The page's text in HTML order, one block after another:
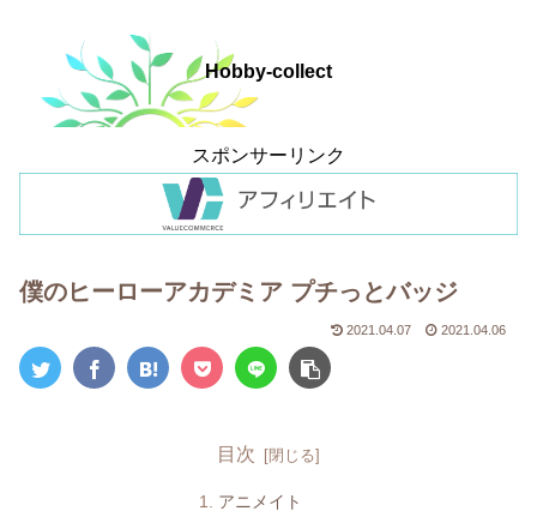
Hobby-collect
スポンサーリンク
僕のヒーローアカデミア プチっとバッジ
2021.04.07 2021.04.06
目次
アニメイト